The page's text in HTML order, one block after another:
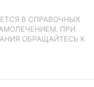
В СПРАВОЧНЫХ
ПРИ
ОБРАЩАЙТЕСЬ К